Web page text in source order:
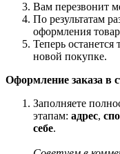
Вам перезвонит
По результатам
оформления
Теперь останется
новой покупке.
Оформление заказа в
Заполняете
этапам: адрес,
себе.